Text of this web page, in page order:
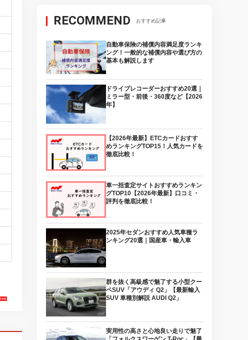
RECOMMEND おすすめ記事
自動車保険の補償内容満足度ランキ
ング！一般的な補償内容や選び方の
基本も解説します
ドライブレコーダーおすすめ20選｜
ミラー型・前後・360度など【2026
年】
【2026年最新】ETCカードおすす
めランキングTOP15！人気カードを
徹底比較！
車一括査定サイトおすすめランキン
グTOP10【2026年最新】口コミ・
評判を徹底比較！
2025年セダンおすすめ人気車種ラ
ンキング20選｜国産車・輸入車
群を抜く高級感で魅了する小型クー
ペSUV「アウディ Q2」【最新輸入
SUV 車種別解説 AUDI Q2」
実用性の高さと心地良い走りで魅了